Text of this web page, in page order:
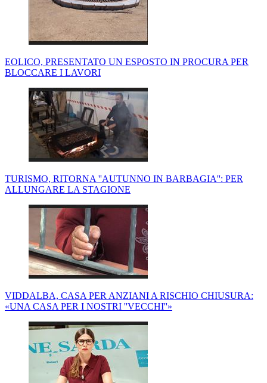
EOLICO, PRESENTATO UN ESPOSTO IN PROCURA PER
BLOCCARE I LAVORI
TURISMO, RITORNA ''AUTUNNO IN BARBAGIA'': PER
ALLUNGARE LA STAGIONE
VIDDALBA, CASA PER ANZIANI A RISCHIO CHIUSURA:
«UNA CASA PER I NOSTRI ''VECCHI''»